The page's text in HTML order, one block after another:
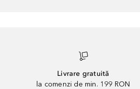
Livrare gratuită
la comenzi de min. 199 RON